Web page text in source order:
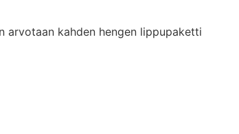
arvotaan kahden hengen lippupaketti